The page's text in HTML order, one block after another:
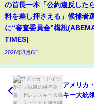
の首長一本「公約違反した
料を差し押さえる」候補者
に“審査委員会”構想
TIMES)
2026年8月6日
アメリカ
キー大統